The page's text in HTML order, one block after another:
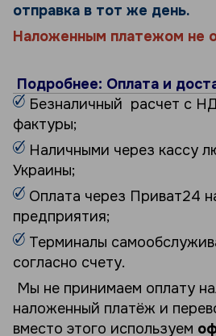
отправка в тот же день.
Наложенным платежом не
Подробнее: Оплата и
Безналичный расчет с
фактуры;
Наличными через кассу
Украины;
Оплата через Приват24
предприятия;
Терминалы
согласно счету.
Мы не принимаем оплату
наложенный платёж и
вместо этого используем